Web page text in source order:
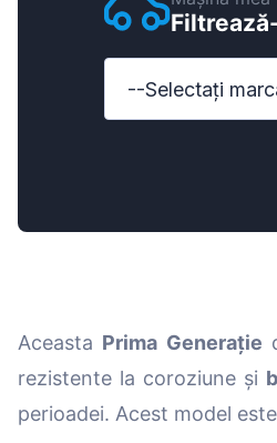
--Selectați
Aceasta Prima Generație
rezistente la coroziune și
perioadei. Acest model